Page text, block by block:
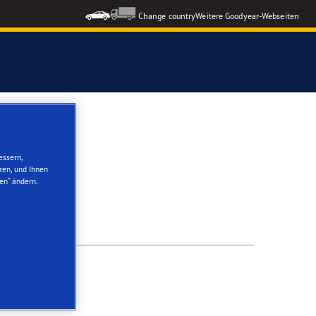
Change countryWeitere Goodyear-Webseiten
3
und Ihnen
ändern.